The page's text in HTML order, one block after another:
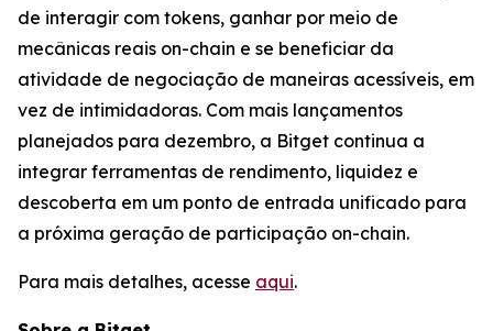
de interagir com tokens, ganhar por meio de
mecânicas reais on-chain e se beneficiar da
atividade de negociação de maneiras acessíveis, em
vez de intimidadoras. Com mais lançamentos
planejados para dezembro, a Bitget continua a
integrar ferramentas de rendimento, liquidez e
descoberta em um ponto de entrada unificado para
a próxima geração de participação on-chain.
Para mais detalhes, acesse aqui.